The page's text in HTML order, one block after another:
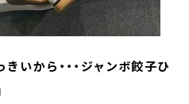
きいから・・・ジャンボ餃子ひ